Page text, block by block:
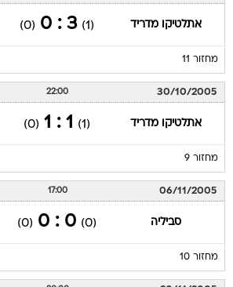
אתלטיקו מדריד (1)
3 : 0
(0)
מחזור 11
30/10/2005
22:00
אתלטיקו מדריד (1)
1 : 1
(0)
מחזור 9
06/11/2005
17:00
סביליה (0)
0 : 0
(0)
מחזור 10